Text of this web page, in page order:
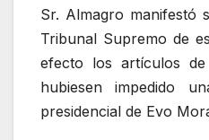
Sr. Almagro manifestó
Tribunal Supremo de
efecto los artículos
hubiesen impedido
presidencial de Evo